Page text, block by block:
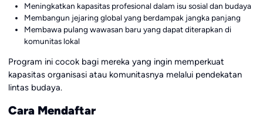
Meningkatkan kapasitas profesional dalam isu sosial dan budaya
Membangun jejaring global yang berdampak jangka panjang
Membawa pulang wawasan baru yang dapat diterapkan di
komunitas lokal
Program ini cocok bagi mereka yang ingin memperkuat
kapasitas organisasi atau komunitasnya melalui pendekatan
lintas budaya.
Cara Mendaftar